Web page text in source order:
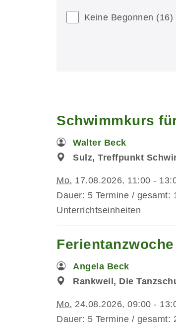
Keine Begonnen (16)
Schwimmkurs
Walter Beck
Sulz, Treffpunkt
Mo. 17.08.2026, 11:00 -
Dauer: 5 Termine / gesamt:
Unterrichtseinheiten
Angela Beck
Rankweil, Die
Mo. 24.08.2026, 09:00 -
Dauer: 5 Termine / gesamt: